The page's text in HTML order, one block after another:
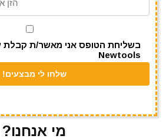
בשליחת הטופס אני מאשר/ת קבלת
Newtools
מי אנחנו?